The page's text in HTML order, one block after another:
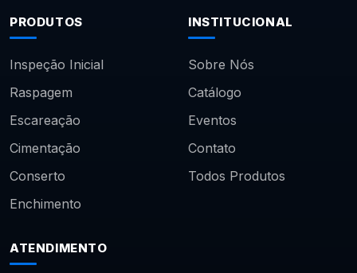
PRODUTOS
Inspeção Inicial
Raspagem
Escareação
Cimentação
Conserto
Enchimento
INSTITUCIONAL
Sobre Nós
Catálogo
Eventos
Contato
Todos Produtos
ATENDIMENTO